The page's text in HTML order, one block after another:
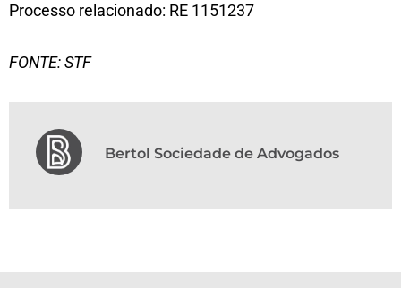
Processo relacionado: RE 1151237
FONTE: STF
Bertol Sociedade de Advogados